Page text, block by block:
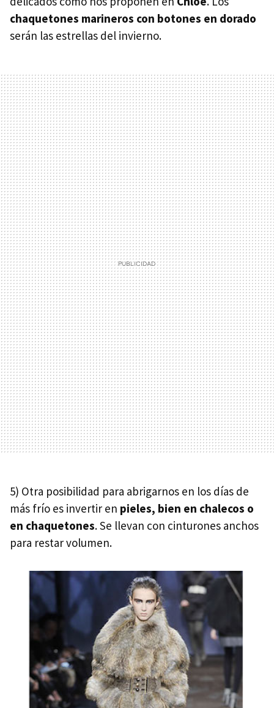
chaquetones marineros con botones en dorado
serán las estrellas del invierno.
5) Otra posibilidad para abrigarnos en los días de
más frío es invertir en pieles, bien en chalecos o
en chaquetones. Se llevan con cinturones anchos
para restar volumen.